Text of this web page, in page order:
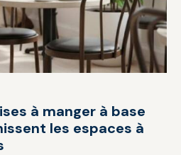
à manger à base
les espaces à